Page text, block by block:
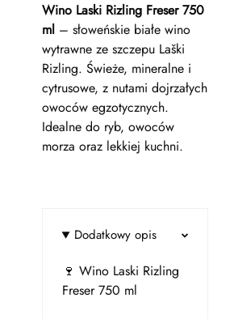
Wino Laski Rizling Freser 750
ml– słoweńskie białe wino
wytrawne ze szczepu Laški
Rizling. Świeże, mineralne i
cytrusowe, z nutami dojrzałych
owoców egzotycznych.
Idealne do ryb, owoców
morza oraz lekkiej kuchni.
Dodatkowy opis
🍷 Wino Laski Rizling
Freser 750 ml